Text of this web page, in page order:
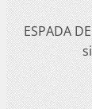
ESPADA